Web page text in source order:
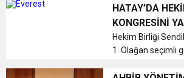
DUYURUSU
21:40 CEYLANDERE’DE BAŞKAN EMRAH
KARAÇAY’A SEVGİ SELİ
BAŞKAN SAMİ ÜSTÜN’DEN
Genel Kurul
atmosferde
HATAY’DA
KONGRESİNİ
Hekim Birliği
1. Olağan seçimli genel kurulu